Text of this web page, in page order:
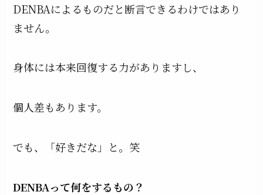
DENBAによるものだと断言できるわけではあり
ません。
身体には本来回復する力がありますし、
個人差もあります。
でも、「好きだな」と。笑
DENBAって何をするもの？